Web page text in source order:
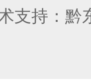
支持： 黔